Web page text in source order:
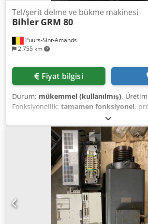
Puurs-Sint-Amands
2.755 km
Tel/şerit delme ve bükme makinesi
Bihler GRM 80
Fiyat bilgisi
Durum: mükemmel (kullanılmış), Üretim
Fonksiyonellik: tamamen fonksiyonel,
, Bu çok iyi durumdaki Bihler GRM 80
makinesini, 1989 üretim yılıyla birlikte
30 ton presli, doğrultucu ve besleyicili,
gelmektedir. Takımlar dahil değildir.
Eegnok Herhangi bir sorunuz veya daha
ihtiyacınız olursa, bize mesaj gönderebilir
arayabilirsiniz.